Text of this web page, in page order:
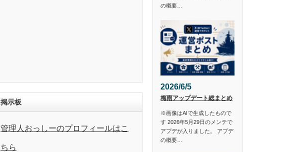
掲示板
管理人おっしーのプロフィールはこ
ちら
の概要…
2026/6/5
梅雨アップデート総まとめ
※画像はAIで生成したもので
す 2026年5月29日のメンテで
アプデが入りました。 アプデ
の概要…